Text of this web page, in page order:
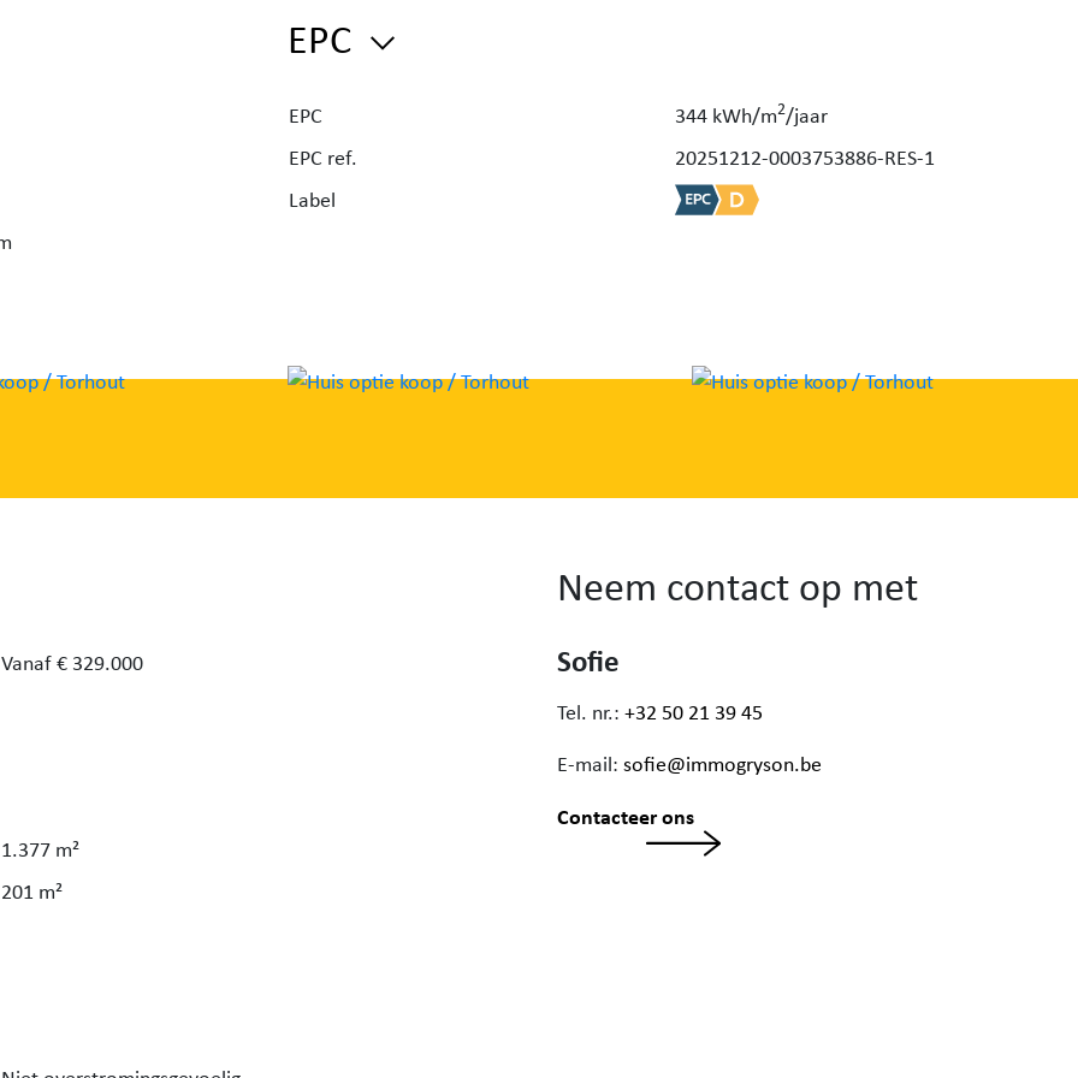
/
EPC
EPC 344 kWh/m2/jaar
EPC ref.
20251212-0003753886-RES-1
Label
Vanaf € 329.000
1.377 m²
201 m²
Neem contact op met
Sofie
Tel. nr.: +32 50 21 39 45
E-mail: sofie@immogryson.be
Contacteer ons